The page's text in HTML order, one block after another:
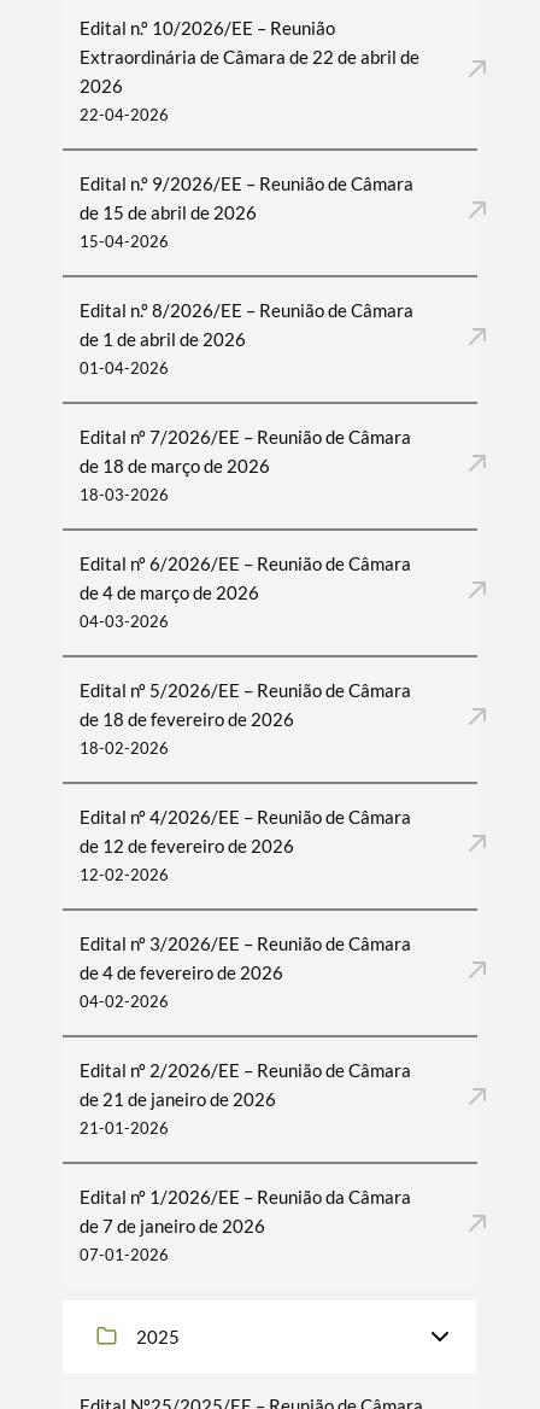
Edital n.º 10/2026/EE – Reunião
Extraordinária de Câmara de 22 de abril de
2026
22-04-2026
Edital n.º 9/2026/EE – Reunião de Câmara
de 15 de abril de 2026
15-04-2026
Edital n.º 8/2026/EE – Reunião de Câmara
de 1 de abril de 2026
01-04-2026
Edital nº 7/2026/EE – Reunião de Câmara
de 18 de março de 2026
18-03-2026
Edital nº 6/2026/EE – Reunião de Câmara
de 4 de março de 2026
04-03-2026
Edital nº 5/2026/EE – Reunião de Câmara
de 18 de fevereiro de 2026
18-02-2026
Edital nº 4/2026/EE – Reunião de Câmara
de 12 de fevereiro de 2026
12-02-2026
Edital nº 3/2026/EE – Reunião de Câmara
de 4 de fevereiro de 2026
04-02-2026
Edital nº 2/2026/EE – Reunião de Câmara
de 21 de janeiro de 2026
21-01-2026
Edital nº 1/2026/EE – Reunião da Câmara
de 7 de janeiro de 2026
07-01-2026
2025